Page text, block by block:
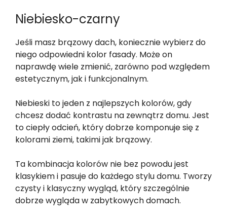
Niebiesko-czarny
Jeśli masz brązowy dach, koniecznie wybierz do
niego odpowiedni kolor fasady. Może on
naprawdę wiele zmienić, zarówno pod względem
estetycznym, jak i funkcjonalnym.
Niebieski to jeden z najlepszych kolorów, gdy
chcesz dodać kontrastu na zewnątrz domu. Jest
to ciepły odcień, który dobrze komponuje się z
kolorami ziemi, takimi jak brązowy.
Ta kombinacja kolorów nie bez powodu jest
klasykiem i pasuje do każdego stylu domu. Tworzy
czysty i klasyczny wygląd, który szczególnie
dobrze wygląda w zabytkowych domach.